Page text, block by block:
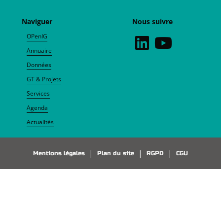
Naviguer
OPenIG
Annuaire
Données
GT & Projets
Services
Agenda
Actualités
Nous suivre
Mentions légales Plan du site RGPD CGU